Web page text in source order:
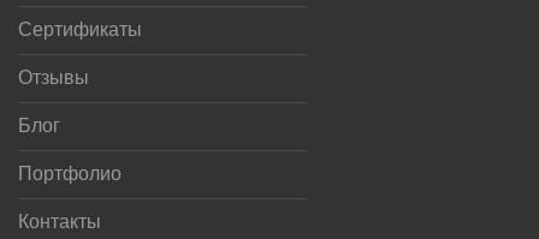
Сертификаты
Отзывы
Блог
Портфолио
Контакты